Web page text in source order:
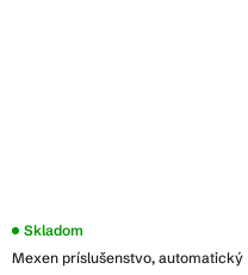
Mexen príslušenstvo, automatický
Skladom